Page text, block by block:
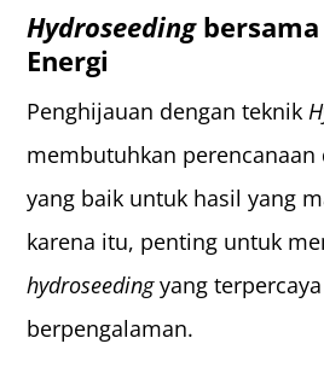
Hydroseeding
Energi
Penghijauan dengan teknik
membutuhkan perencanaan
yang baik untuk hasil yang
karena itu, penting untuk
hydroseedingyang
berpengalaman.